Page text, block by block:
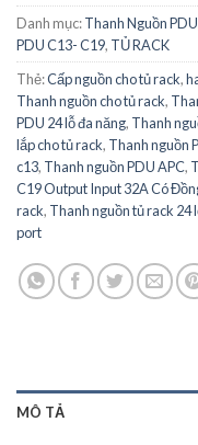
Danh mục:Thanh Nguồn PDU
PDU C13- C19, TỦ RACK
Thẻ:Cấp nguồn cho tủ rack,
Thanh nguồn cho tủ rack,
PDU 24 lỗ đa năng, Thanh
lắp cho tủ rack, Thanh nguồn
c13, Thanh nguồn PDU APC,
C19 Output Input 32A Có
rack, Thanh nguồn tủ rack 24
port
MÔ TẢ